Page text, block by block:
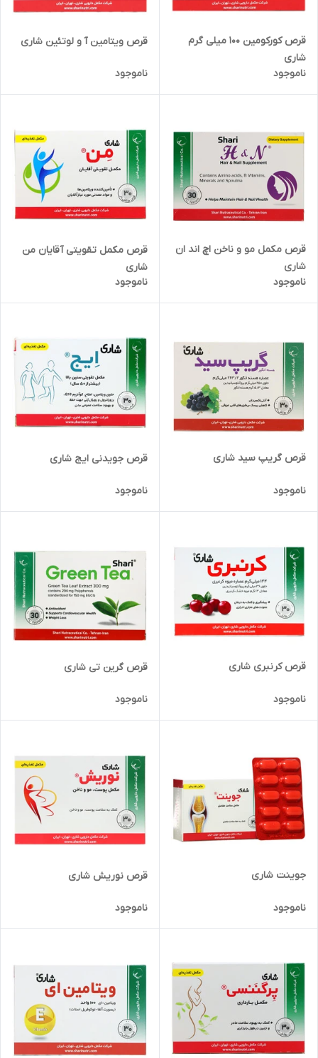
قرص کورکومین 100 میلی گرم
شاری
ناموجود
قرص ویتامین آ و لوتئین شاری
ناموجود
قرص مکمل مو و ناخن اچ اند ان
شاری
ناموجود
قرص مکمل تقویتی آقایان من
شاری
ناموجود
قرص گریپ سید شاری
ناموجود
قرص جویدنی ایج شاری
ناموجود
قرص کرنبری شاری
ناموجود
قرص گرین تی شاری
ناموجود
جوینت شاری
ناموجود
قرص نوریش شاری
ناموجود